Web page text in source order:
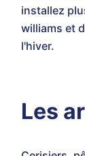
installez
williams et
l'hiver.
Les